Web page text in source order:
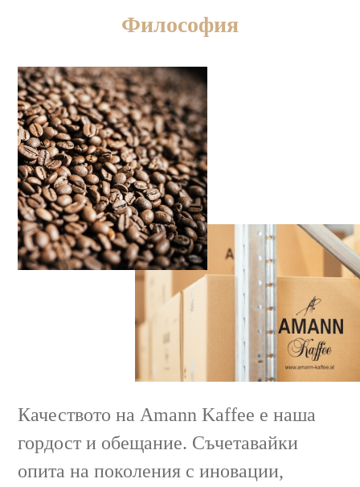
Философия
Качеството на Amann Kaffee е наша
гордост и обещание. Съчетавайки
опита на поколения с иновации,